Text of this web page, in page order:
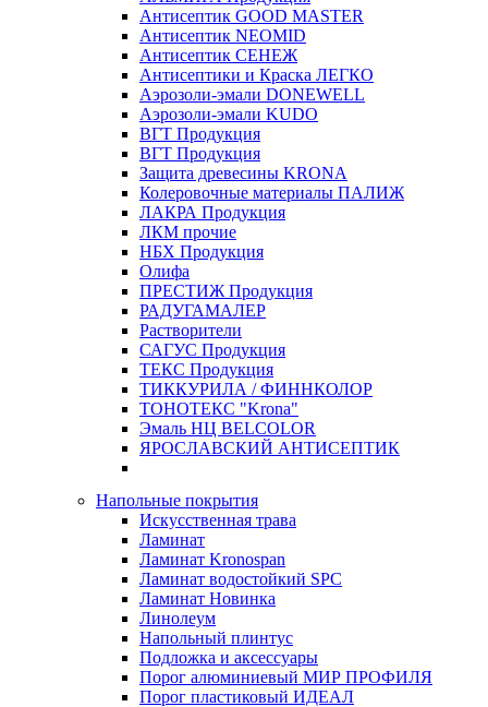
Антисептик GOOD MASTER
Антисептик NEOMID
Антисептик СЕНЕЖ
Антисептики и Краска ЛЕГКО
Аэрозоли-эмали DONEWELL
Аэрозоли-эмали KUDO
ВГТ Продукция
ВГТ Продукция
Защита древесины KRONA
Колеровочные материалы ПАЛИЖ
ЛАКРА Продукция
ЛКМ прочие
НБХ Продукция
Олифа
ПРЕСТИЖ Продукция
РАДУГАМАЛЕР
Растворители
САГУС Продукция
ТЕКС Продукция
ТИККУРИЛА / ФИННКОЛОР
ТОНОТЕКС "Krona"
Эмаль НЦ BELCOLOR
ЯРОСЛАВСКИЙ АНТИСЕПТИК
Напольные покрытия
Искусственная трава
Ламинат
Ламинат Kronospan
Ламинат водостойкий SPC
Ламинат Новинка
Линолеум
Напольный плинтус
Подложка и аксессуары
Порог алюминиевый МИР ПРОФИЛЯ
Порог пластиковый ИДЕАЛ